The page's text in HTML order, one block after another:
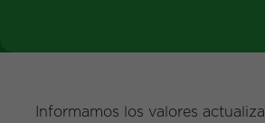
Informamos los valores